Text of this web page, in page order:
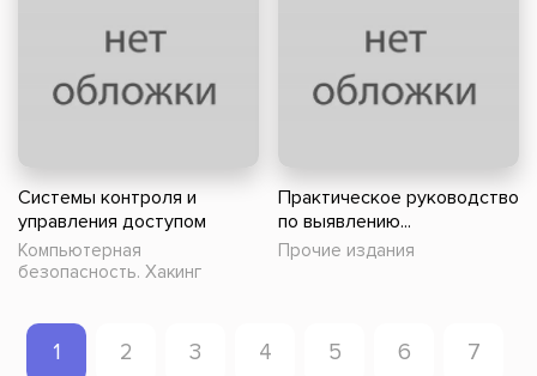
Системы контроля и
управления доступом
Компьютерная
безопасность. Хакинг
Практическое руководство
по выявлению...
Прочие издания
1 2 3 4 5 6 7